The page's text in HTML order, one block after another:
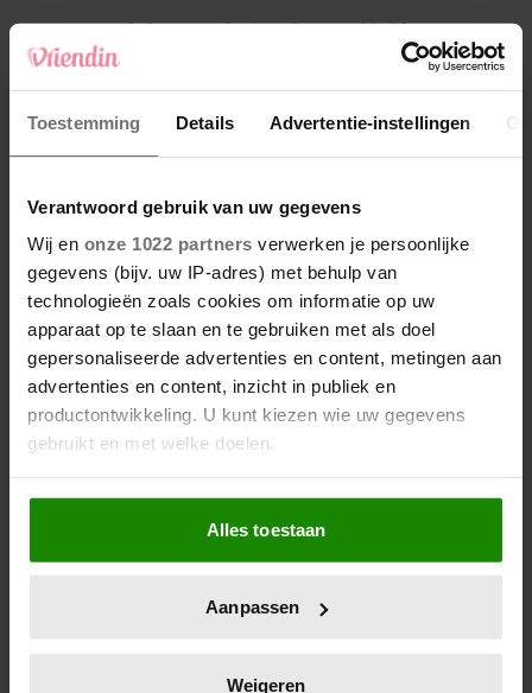
Toestemming Details Advertentie-instellingen
Verantwoord gebruik van uw gegevens
Wij en onze 1022 partners verwerken je persoonlijke
gegevens (bijv. uw IP-adres) met behulp van
technologieën zoals cookies om informatie op uw
apparaat op te slaan en te gebruiken met als doel
gepersonaliseerde advertenties en content, metingen aan
advertenties en content, inzicht in publiek en
productontwikkeling. U kunt kiezen wie uw gegevens
gebruikt en met welke doelen.
Als u het toestaat, willen we ook graag:
Informatie verzamelen over uw geografische
locatie, die tot een paar meter nauwkeurig kan zijn
scannen op specifieke eigenschappen (fingerprinting)
verwerkt en stel uw voorkeuren in het
Alles toestaan
Aanpassen
Weigeren
4 Makelaar Mandy: ‘Vrijdagavond belde Bart.
Hij sprak eng kalm’
5 Makelaar Mandy: ‘Judith typt… En deze keer
durf ik bijna niet te lezen wat er komt’
Nieuw